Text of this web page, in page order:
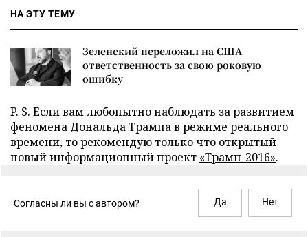
НА ЭТУ ТЕМУ
Зеленский переложил на США
ответственность за свою роковую
ошибку
P. S. Если вам любопытно наблюдать за развитием
феномена Дональда Трампа в режиме реального
времени, то рекомендую только что открытый
новый информационный проект «Трамп-2016».
Согласны ли вы с автором? Да Нет